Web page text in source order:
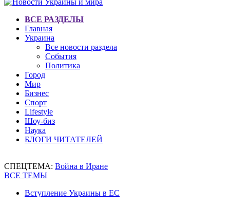
ВСЕ РАЗДЕЛЫ
Главная
Украина
Все новости раздела
События
Политика
Город
Мир
Бизнес
Спорт
Lifestyle
Шоу-биз
Наука
БЛОГИ ЧИТАТЕЛЕЙ
СПЕЦТЕМА: Война в Иране
ВСЕ ТЕМЫ
Вступление Украины в ЕС